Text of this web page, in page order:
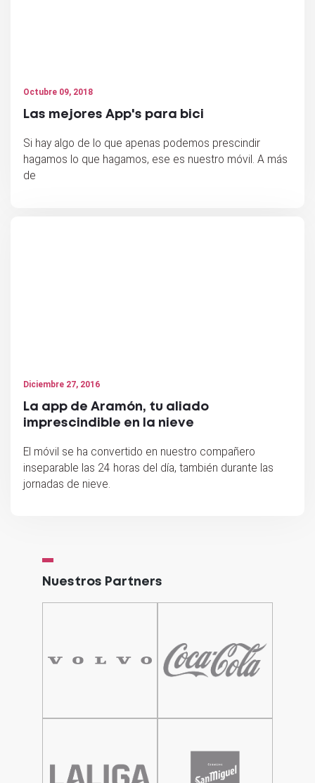
Octubre 09, 2018
Las mejores App's para bici
Si hay algo de lo que apenas podemos prescindir
hagamos lo que hagamos, ese es nuestro móvil. A más
de
Diciembre 27, 2016
La app de Aramón, tu aliado
imprescindible en la nieve
El móvil se ha convertido en nuestro compañero
inseparable las 24 horas del día, también durante las
jornadas de nieve.
Nuestros Partners